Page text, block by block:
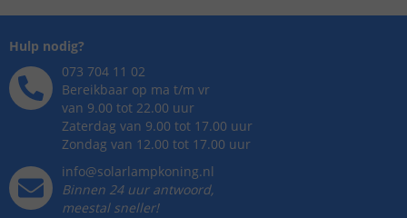
Hulp nodig?
073 704 11 02
Bereikbaar op ma t/m vr
van 9.00 tot 22.00 uur
Zaterdag van 9.00 tot 17.00 uur
Zondag van 12.00 tot 17.00 uur
info@solarlampkoning.nl
Binnen 24 uur antwoord,
meestal sneller!